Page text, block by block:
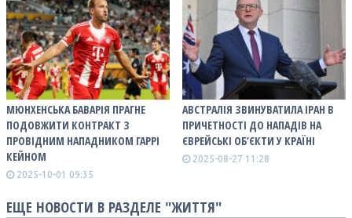
МЮНХЕНСЬКА БАВАРІЯ ПРАГНЕ
ПОДОВЖИТИ КОНТРАКТ З
ПРОВІДНИМ НАПАДНИКОМ ГАРРІ
КЕЙНОМ
2025-10-01 09:35
АВСТРАЛІЯ ЗВИНУВАТИЛА ІРАН В
ПРИЧЕТНОСТІ ДО НАПАДІВ НА
ЄВРЕЙСЬКІ ОБ’ЄКТИ У КРАЇНІ
2025-08-27 11:28
ЕЩЕ НОВОСТИ В РАЗДЕЛЕ "ЖИТТЯ"